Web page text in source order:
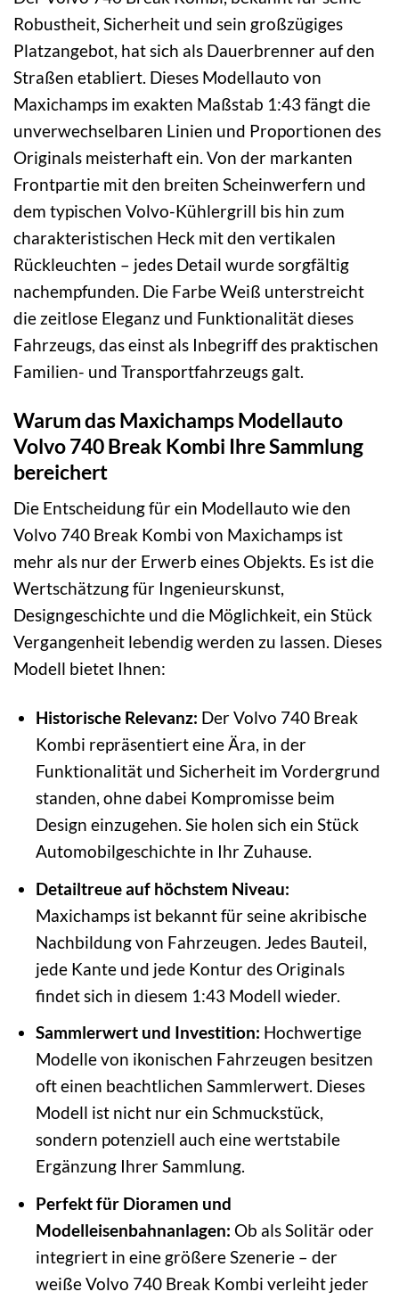
Robustheit, Sicherheit und sein großzügiges
Platzangebot, hat sich als Dauerbrenner auf den
Straßen etabliert. Dieses Modellauto von
Maxichamps im exakten Maßstab 1:43 fängt die
unverwechselbaren Linien und Proportionen des
Originals meisterhaft ein. Von der markanten
Frontpartie mit den breiten Scheinwerfern und
dem typischen Volvo-Kühlergrill bis hin zum
charakteristischen Heck mit den vertikalen
Rückleuchten – jedes Detail wurde sorgfältig
nachempfunden. Die Farbe Weiß unterstreicht
die zeitlose Eleganz und Funktionalität dieses
Fahrzeugs, das einst als Inbegriff des praktischen
Familien- und Transportfahrzeugs galt.
Warum das Maxichamps Modellauto
Volvo 740 Break Kombi Ihre Sammlung
bereichert
Die Entscheidung für ein Modellauto wie den
Volvo 740 Break Kombi von Maxichamps ist
mehr als nur der Erwerb eines Objekts. Es ist die
Wertschätzung für Ingenieurskunst,
Designgeschichte und die Möglichkeit, ein Stück
Vergangenheit lebendig werden zu lassen. Dieses
Modell bietet Ihnen:
Historische Relevanz: Der Volvo 740 Break
Kombi repräsentiert eine Ära, in der
Funktionalität und Sicherheit im Vordergrund
standen, ohne dabei Kompromisse beim
Design einzugehen. Sie holen sich ein Stück
Automobilgeschichte in Ihr Zuhause.
Detailtreue auf höchstem Niveau:
Maxichamps ist bekannt für seine akribische
Nachbildung von Fahrzeugen. Jedes Bauteil,
jede Kante und jede Kontur des Originals
findet sich in diesem 1:43 Modell wieder.
Sammlerwert und Investition: Hochwertige
Modelle von ikonischen Fahrzeugen besitzen
oft einen beachtlichen Sammlerwert. Dieses
Modell ist nicht nur ein Schmuckstück,
sondern potenziell auch eine wertstabile
Ergänzung Ihrer Sammlung.
Perfekt für Dioramen und
Modelleisenbahnanlagen: Ob als Solitär oder
integriert in eine größere Szenerie – der
weiße Volvo 740 Break Kombi verleiht jeder